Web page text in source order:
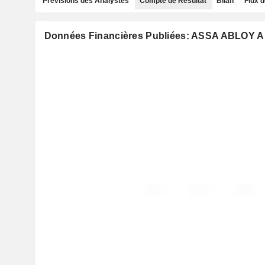
Données Financières Publiées: ASSA ABLOY